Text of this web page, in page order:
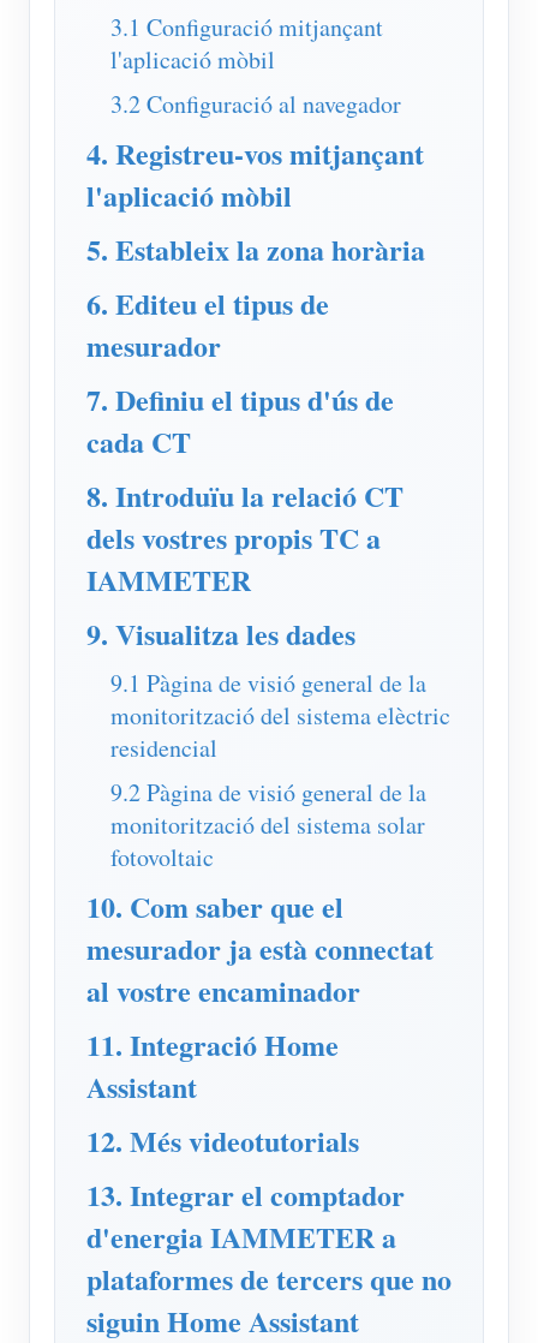
Mesurador virtual
Sistema de Predicció i Simulació Energètica
Aplicacions
Monitor d'energia del sistema solar fotovoltaic
Monitor de consum d'electricitat
Sistema de control de calefacció fotovoltaica
Domòtica
Botiga
Recursos
Inici ràpid del producte
Document
Vídeo tutorial
Preguntes freqüents
Comunitat
Desenvolupador
Explora
Programa de recompenses
Contacte
Sobre nosaltres
3.1 Configuració mitjançant
l'aplicació mòbil
3.2 Configuració al navegador
4. Registreu-vos mitjançant
l'aplicació mòbil
5. Estableix la zona horària
6. Editeu el tipus de
mesurador
7. Definiu el tipus d'ús de
cada CT
8. Introduïu la relació CT
dels vostres propis TC a
IAMMETER
9. Visualitza les dades
9.1 Pàgina de visió general de la
monitorització del sistema elèctric
residencial
9.2 Pàgina de visió general de la
monitorització del sistema solar
fotovoltaic
10. Com saber que el
mesurador ja està connectat
al vostre encaminador
11. Integració Home
Assistant
12. Més videotutorials
13. Integrar el comptador
d'energia IAMMETER a
plataformes de tercers que no
siguin Home Assistant